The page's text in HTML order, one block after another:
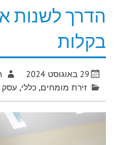
הדרך לשנות
בקלות
29 באוגוסט 2024
זירת מומחים,כללי,עסק